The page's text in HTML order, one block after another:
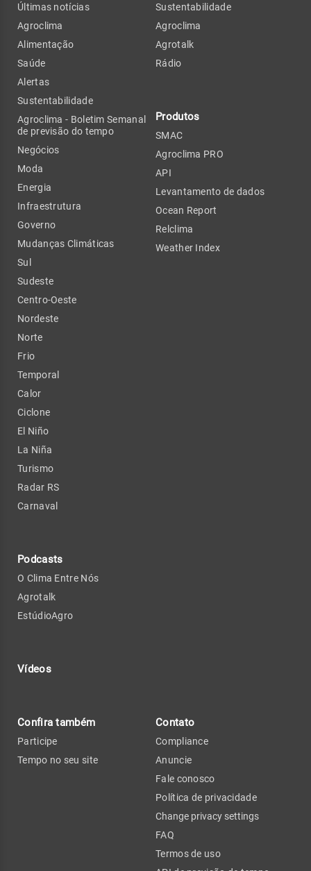
Últimas notícias
Agroclima
Alimentação
Saúde
Alertas
Sustentabilidade
Agroclima - Boletim Semanal
de previsão do tempo
Negócios
Moda
Energia
Infraestrutura
Governo
Mudanças Climáticas
Sul
Sudeste
Centro-Oeste
Nordeste
Norte
Frio
Temporal
Calor
Ciclone
El Niño
La Niña
Turismo
Radar RS
Carnaval
Podcasts
O Clima Entre Nós
Agrotalk
EstúdioAgro
Vídeos
Sustentabilidade
Agroclima
Agrotalk
Rádio
Produtos
SMAC
Agroclima PRO
API
Levantamento de dados
Ocean Report
Relclima
Weather Index
Confira também
Participe
Tempo no seu site
Contato
Compliance
Anuncie
Fale conosco
Política de privacidade
Change privacy settings
FAQ
Termos de uso